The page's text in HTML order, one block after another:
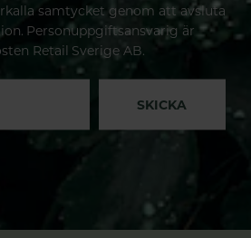
samtycket genom att avsluta
Personuppgiftsansvarig är
Retail Sverige AB.
SKICKA